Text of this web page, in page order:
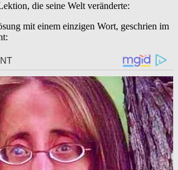
die seine Welt veränderte:
mit einem einzigen Wort, geschrien im